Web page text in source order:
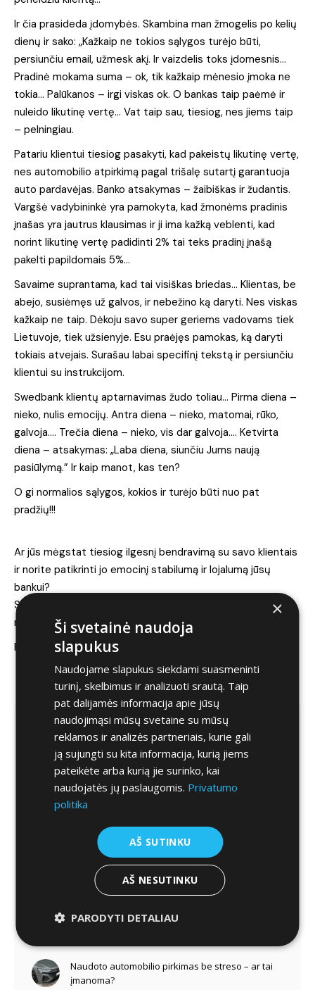
Ir čia prasideda įdomybės. Skambina man žmogelis po kelių
dienų ir sako: „Kažkaip ne tokios sąlygos turėjo būti,
persiunčiu email, užmesk akį. Ir vaizdelis toks įdomesnis…
Pradinė mokama suma – ok, tik kažkaip mėnesio įmoka ne
tokia… Palūkanos – irgi viskas ok. O bankas taip paėmė ir
nuleido likutinę vertę… Vat taip sau, tiesiog, nes jiems taip
– pelningiau.
Patariu klientui tiesiog pasakyti, kad pakeistų likutinę vertę,
nes automobilio atpirkimą pagal trišalę sutartį garantuoja
auto pardavėjas. Banko atsakymas – žaibiškas ir žudantis.
Vargšė vadybininkė yra pamokyta, kad žmonėms pradinis
įnašas yra jautrus klausimas ir ji ima kažką veblenti, kad
norint likutinę vertę padidinti 2% tai teks pradinį įnašą
pakelti papildomais 5%…
Savaime suprantama, kad tai visiškas briedas… Klientas, be
abejo, susiėmęs už galvos, ir nebežino ką daryti. Nes viskas
kažkaip ne taip. Dėkoju savo super geriems vadovams tiek
Lietuvoje, tiek užsienyje. Esu praėjęs pamokas, ką daryti
tokiais atvejais. Surašau labai specifinį tekstą ir persiunčiu
klientui su instrukcijom.
Swedbank klientų aptarnavimas žudo toliau… Pirma diena –
nieko, nulis emocijų. Antra diena – nieko, matomai, rūko,
galvoja…. Trečia diena – nieko, vis dar galvoja…. Ketvirta
diena – atsakymas: „Laba diena, siunčiu Jums naują
pasiūlymą.” Ir kaip manot, kas ten?
O gi normalios sąlygos, kokios ir turėjo būti nuo pat
pradžių!!!
Ar jūs mėgstat tiesiog ilgesnį bendravimą su savo klientais
ir norite patikrinti jo emocinį stabilumą ir lojalumą jūsų
bankui?
Swedbank, tai ar gražu taip manipuliuoti klientais? Ar čia
nauja strategija – geriau mažiau, bet pelningiau?
P.S čia retoriniai klausimai…
Kitos apžvalgos ir straipsniai
Kiek toli nuvažiuotumėte dėl savo svajonių
automobilio?
2026-05-03
Kai racionalumas susitinka su emocija: Porsche
Taycan Cross Turismo istorija
2026-03-18
Amerikietiški kalneliai ir europietiškas Ford
Mustang
2026-03-04
Iššūkiai perkant naudotą Range Rover Sport
Naudoto automobilio pirkimas be streso – ar tai
įmanoma?
×
Ši svetainė naudoja
slapukus
Naudojame slapukus siekdami suasmeninti
turinį, skelbimus ir analizuoti srautą. Taip
pat dalijamės informacija apie jūsų
naudojimąsi mūsų svetaine su mūsų
reklamos ir analizės partneriais, kurie gali
ją sujungti su kita informacija, kurią jiems
pateikėte arba kurią jie surinko, kai
naudojatės jų paslaugomis. Privatumo
politika
AŠ SUTINKU
AŠ NESUTINKU
PARODYTI DETALIAU